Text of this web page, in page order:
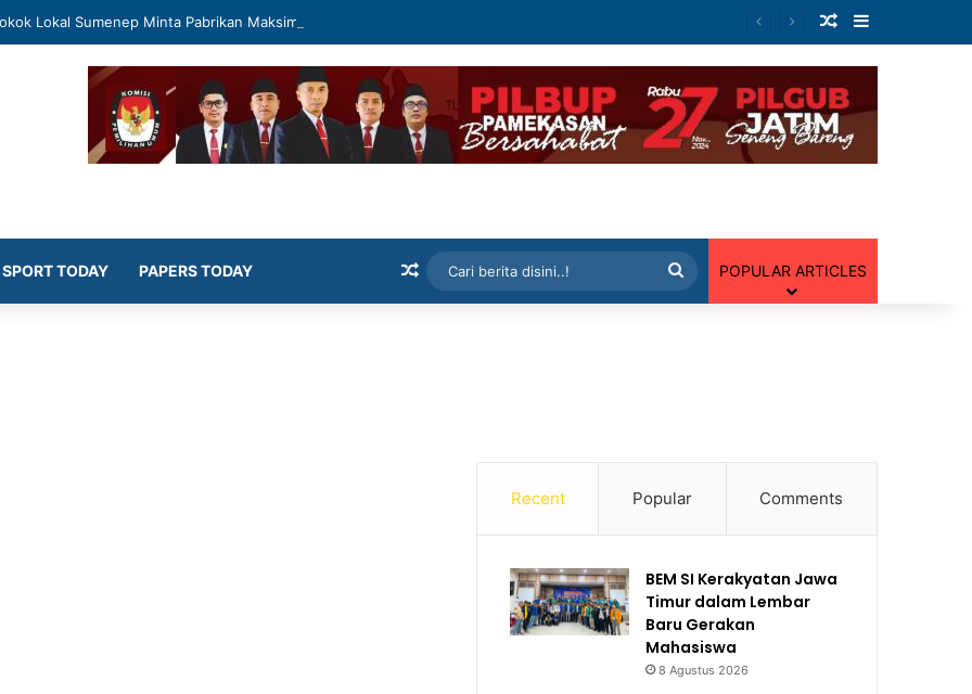
Lokal Sumenep Minta Pabrikan Maksimal Serap Tembakau Petani Artikel Random
SPORT TODAY PAPERS TODAY Artikel Random
berita
POPULAR ARTICLES
Recent Popular Comments
BEM SI Kerakyatan Jawa
Timur dalam Lembar
Baru Gerakan
Mahasiswa
8 Agustus 2026